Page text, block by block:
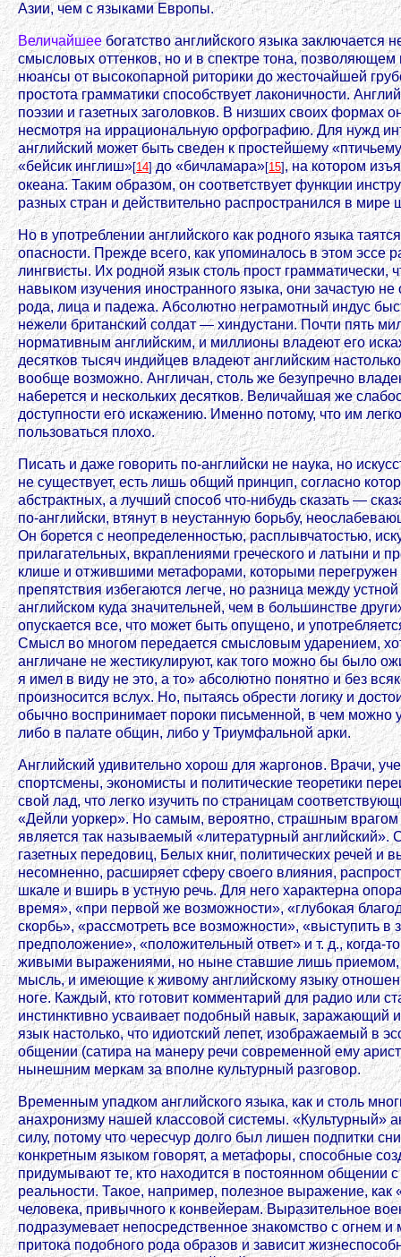
Азии, чем с языками Европы.
Величайшеебогатство английского языка заключается
смысловых оттенков, но и в спектре тона,
нюансы от высокопарной риторики до жесточайшей
простота грамматики способствует лаконичности.
поэзии и газетных заголовков. В низших своих формах
несмотря на иррациональную орфографию. Для нужд
английский может быть сведен к простейшему
«бейсик инглиш»[14]до «бичламара»[15], на котором
океана. Таким образом, он соответствует функции
разных стран и действительно распространился в мире
Но в употреблении английского как родного языка
опасности. Прежде всего, как упоминалось в этом эссе
лингвисты. Их родной язык столь прост грамматически,
навыком изучения иностранного языка, они зачастую не
рода, лица и падежа. Абсолютно неграмотный индус
нежели британский солдат — хиндустани. Почти пять
нормативным английским, и миллионы владеют его
десятков тысяч индийцев владеют английским
вообще возможно. Англичан, столь же безупречно
наберется и нескольких десятков. Величайшая же
доступности его искажению. Именно потому, что им
пользоваться плохо.
Писать и даже говорить по-английски не наука, но
не существует, есть лишь общий принцип, согласно
абстрактных, а лучший способ что-нибудь сказать —
по-английски, втянут в неустанную борьбу,
Он борется с неопределенностью, расплывчатостью,
прилагательных, вкраплениями греческого и латыни и
клише и отжившими метафорами, которыми перегружен
препятствия избегаются легче, но разница между
английском куда значительней, чем в большинстве
опускается все, что может быть опущено, и
Смысл во многом передается смысловым ударением,
англичане не жестикулируют, как того можно бы было
я имел в виду не это, а то» абсолютно понятно и без
произносится вслух. Но, пытаясь обрести логику и
обычно воспринимает пороки письменной, в чем можно
либо в палате общин, либо у Триумфальной арки.
Английский удивительно хорош для жаргонов. Врачи,
спортсмены, экономисты и политические теоретики
свой лад, что легко изучить по страницам
«Дейли уоркер». Но самым, вероятно, страшным врагом
является так называемый «литературный английский».
газетных передовиц, Белых книг, политических речей и
несомненно, расширяет сферу своего влияния,
шкале и вширь в устную речь. Для него характерна
время», «при первой же возможности», «глубокая
скорбь», «рассмотреть все возможности», «выступить в
предположение», «положительный ответ» и т. д., когда-
живыми выражениями, но ныне ставшие лишь приемом,
мысль, и имеющие к живому английскому языку
ноге. Каждый, кто готовит комментарий для радио или
инстинктивно усваивает подобный навык, заражающий
язык настолько, что идиотский лепет, изображаемый в
общении (сатира на манеру речи современной ему
нынешним меркам за вполне культурный разговор.
Временным упадком английского языка, как и столь
анахронизму нашей классовой системы. «Культурный»
силу, потому что чересчур долго был лишен подпитки
конкретным языком говорят, а метафоры, способные
придумывают те, кто находится в постоянном общении
реальности. Такое, например, полезное выражение, как
человека, привычного к конвейерам. Выразительное
подразумевает непосредственное знакомство с огнем
притока подобного рода образов и зависит